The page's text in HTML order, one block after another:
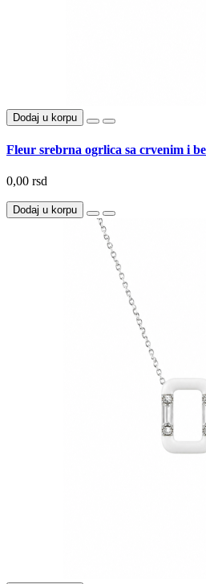
Dodaj u korpu
Fleur srebrna ogrlica sa crvenim i
0,00 rsd
Dodaj u korpu